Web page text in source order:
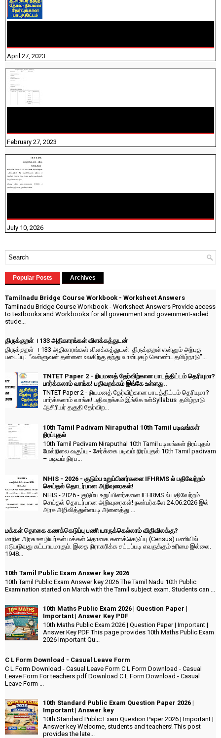
April 27, 2023
February 27, 2023
July 10, 2026
Popular Posts Archives
Tamilnadu Bridge Course Workbook - Worksheet Answers
Tamilnadu Bridge Course Workbook - Worksheet Answers Provide access
to textbooks and Workbooks for all government and government-aided
stude...
திருக்குறள் । 133 அதிகாரங்கள் விளக்கத்துடன்
திருக்குறள் । 133 அதிகாரங்கள் விளக்கத்துடன் திருக்குறள் என்னும் அற்புத
படைப்பு: “வள்ளுவன் தன்னை உலகிற்கு தந்து வான்புகழ் கொண்ட தமிழ்நாடு”...
TNTET Paper 2 - நியமனத் தேர்விற்கான பாடத்திட்டம் தெரியுமா?
பார்க்கலாம் வாங்க! பதிவறக்கம் இங்கே உள்ளது..
TNTET Paper 2 - நியமனத் தேர்விற்கான பாடத்திட்டம் தெரியுமா?
பார்க்கலாம் வாங்க! பதிவறக்கம் இங்கே உள்Syllabus தமிழ்நாடு
ஆசிரியர் தகுதி தேர்விற...
10th Tamil Padivam Niraputhal 10th Tamil படிவங்கள்
நிரப்புதல்
10th Tamil Padivam Niraputhal 10th Tamil படிவங்கள் நிரப்புதல்
மேல்நிலை வகுப்பு - சேர்க்கை படிவம் நிரப்புதல் 10th Tamil padivam
– படிவம் நிரப...
NHIS - 2026 - குடும்ப உறுப்பினர்களை IFHRMS ல் பதிவேற்றம்
செய்தல் தொடர்பான அறிவுரைகள்!
NHIS - 2026 - குடும்ப உறுப்பினர்களை IFHRMS ல் பதிவேற்றம்
செய்தல் தொடர்பான அறிவுரைகள்! நண்பர்களே 24.06.2026 இல்
அரசு அறிவித்துள்ளபடி அனைத்து ...
மக்கள் தொகை கணக்கெடுப்பு பணி யாருக்கெல்லாம் விதிவிலக்கு?
மாநில அரசு ஊழியர்கள் மக்கள் தொகை கணக்கெடுப்பு (Census) பணியில்
ஈடுபடுவது கட்டாயமாகும். இதை நிராகரிக்க சட்டப்படி எவருக்கும் உரிமை இல்லை.
1948...
10th Tamil Public Exam Answer key 2026
10th Tamil Public Exam Answer key 2026 The Tamil Nadu 10th Public
Examination started on March with the Tamil subject exam. Students can ...
10th Maths Public Exam 2026 | Question Paper |
Important | Answer Key PDF
10th Maths Public Exam 2026 | Question Paper | Important |
Answer Key PDF This page provides 10th Maths Public Exam
2026 Important Qu...
C L Form Download - Casual Leave Form
C L Form Download - Casual Leave Form C L Form Download - Casual
Leave Form For teachers pdf Download C L Form Download - Casual
Leave Form ...
10th Standard Public Exam Question Paper 2026 |
Important | Answer key
10th Standard Public Exam Question Paper 2026 | Important |
Answer key Welcome, students and teachers! This post
provides the late...